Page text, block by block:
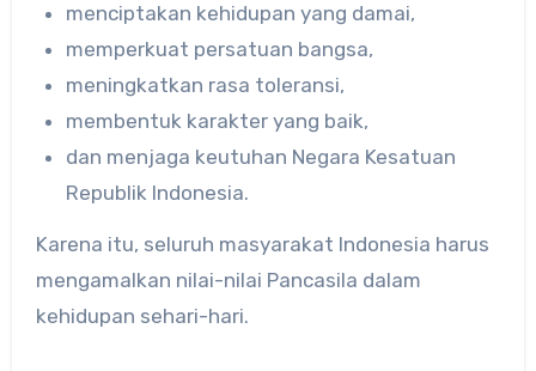
menciptakan kehidupan yang damai,
memperkuat persatuan bangsa,
meningkatkan rasa toleransi,
membentuk karakter yang baik,
dan menjaga keutuhan Negara Kesatuan
Republik Indonesia.
Karena itu, seluruh masyarakat Indonesia harus
mengamalkan nilai-nilai Pancasila dalam
kehidupan sehari-hari.